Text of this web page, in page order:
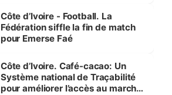
Côte d’Ivoire - Football. La
Fédération siffle la fin de match
pour Emerse Faé
Côte d’Ivoire. Café-cacao: Un
Système national de Traçabilité
pour améliorer l’accès au marché